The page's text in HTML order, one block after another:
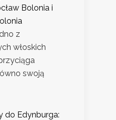
Bolonia i
z
włoskich
swoją
do Edynburga: